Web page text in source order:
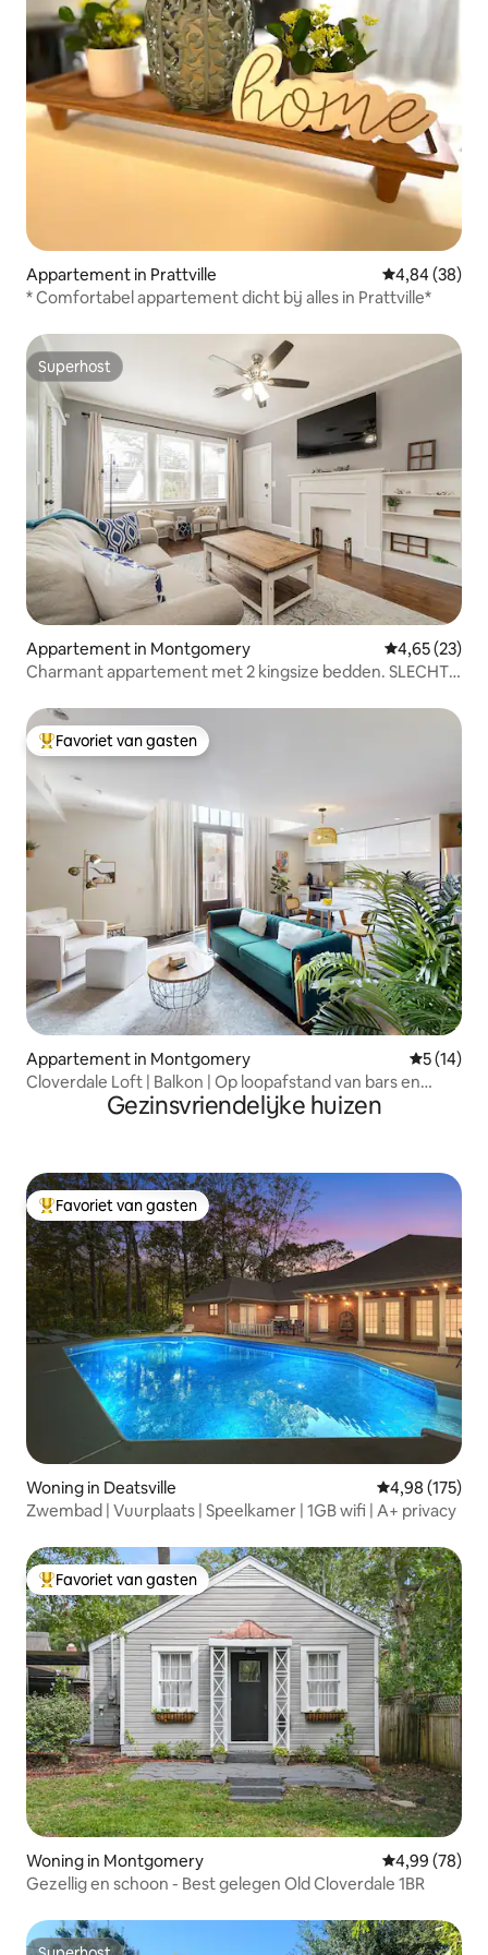
Appartement in Prattville Gemiddelde
4,84 (38)
* Comfortabel appartement dicht bij alles in Prattville*
Superhost
Superhost
Appartement in Montgomery Gemiddelde
4,65 (23)
Charmant appartement met 2 kingsize bedden. SLECHTS
Topfavoriet van gasten
Favoriet van gasten
Appartement in Montgomery
5 (14)
Cloverdale Loft | Balkon | Op loopafstand van bars en
restaurantsGezinsvriendelijke huizen
Topfavoriet van gasten
Favoriet van gasten
Woning in Deatsville Gemiddelde
4,98 (175)
Zwembad | Vuurplaats | Speelkamer | 1GB wifi | A+ privacy
Topfavoriet van gasten
Favoriet van gasten
Woning in Montgomery Gemiddelde
4,99 (78)
Gezellig en schoon - Best gelegen Old Cloverdale 1BR